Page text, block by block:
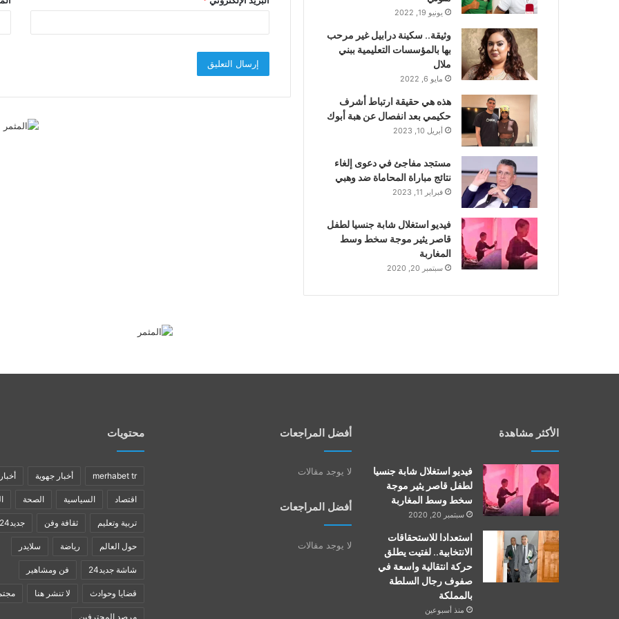
يونيو 19, 2022
وثيقة.. سكينة درابيل غير مرحب
بها بالمؤسسات التعليمية ببني
ملال
مايو 6, 2022
هذه هي حقيقة ارتباط أشرف
حكيمي بعد انفصال عن هبة أبوك
أبريل 10, 2023
مستجد مفاجئ في دعوى إلغاء
نتائج مباراة المحاماة ضد وهبي
فبراير 11, 2023
فيديو استغلال شابة جنسيا لطفل
قاصر يثير موجة سخط وسط
المغاربة
سبتمبر 20, 2020
الأكثر مشاهدة
فيديو استغلال شابة جنسيا
لطفل قاصر يثير موجة
سخط وسط المغاربة
سبتمبر 20, 2020
استعدادا للاستحقاقات
الانتخابية.. لفتيت يطلق
حركة انتقالية واسعة في
صفوف رجال السلطة
بالمملكة
منذ أسبوعين
أفضل المراجعات
لا يوجد مقالات
أفضل المراجعات
لا يوجد مقالات
محتويات
merhabet tr أخبار جهوية
اقتصاد السياسية الصحة
تربية وتعليم ثقافة وفن جديد24
حول العالم رياضة سلايدر
شاشة جديد24 فن ومشاهير
قضايا وحوادث لا تنشر هنا
مرصد المحترفين